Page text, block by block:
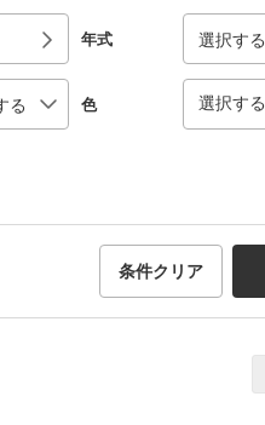
年式
色 選択する
条件クリア